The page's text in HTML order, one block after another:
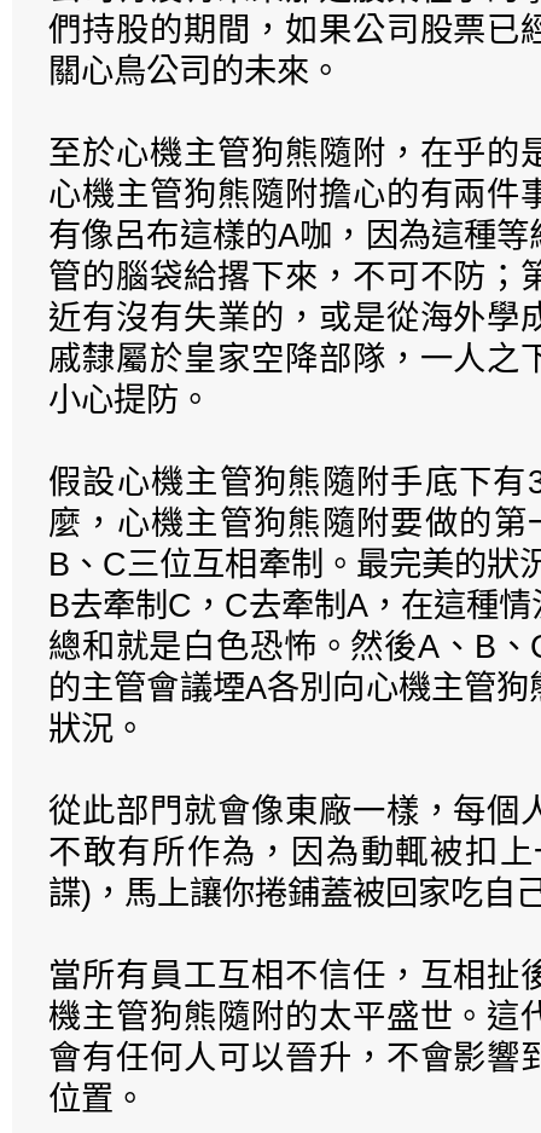
們持股的期間，如果公司股票已
關心鳥公司的未來。
至於心機主管狗熊隨附，在乎的
心機主管狗熊隨附擔心的有兩件
有像呂布這樣的A咖，因為這種
管的腦袋給撂下來，不可不防；
近有沒有失業的，或是從海外學
戚隸屬於皇家空降部隊，一人之
小心提防。
假設心機主管狗熊隨附手底下
麼，心機主管狗熊隨附要做的
B、C三位互相牽制。最完美的狀
B去牽制C，C去牽制A，在這種
總和就是白色恐怖。然後A、B
的主管會議堙A各別向心機主管
狀況。
從此部門就會像東廠一樣，每個
不敢有所作為，因為動輒被扣
諜)，馬上讓你捲鋪蓋被回家吃自
當所有員工互相不信任，互相扯
機主管狗熊隨附的太平盛世。這
會有任何人可以晉升，不會影響
位置。